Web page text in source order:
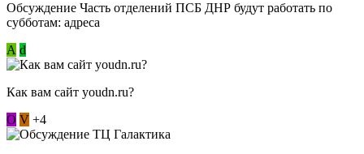
Обсуждение Часть отделений ПСБ ДНР будут работать по
субботам: адреса
А d
Как вам сайт youdn.ru?
О V +4